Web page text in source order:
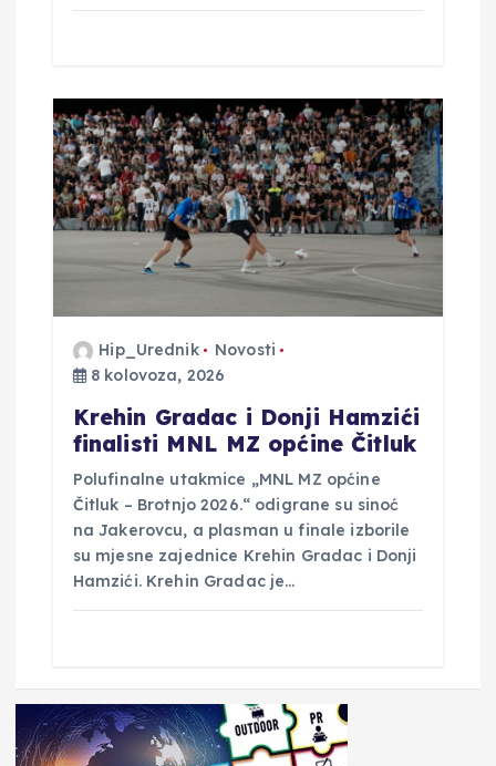
Hip_Urednik
Novosti
8 kolovoza, 2026
Krehin Gradac i Donji Hamzići
finalisti MNL MZ općine Čitluk
Polufinalne utakmice „MNL MZ općine
Čitluk – Brotnjo 2026.“ odigrane su sinoć
na Jakerovcu, a plasman u finale izborile
su mjesne zajednice Krehin Gradac i Donji
Hamzići. Krehin Gradac je…